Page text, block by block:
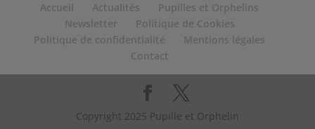
Accueil Actualités
Pupilles et Orphelins
Newsletter
Politique de Cookies
Politique de confidentialité
Mentions légales
Contact
Copyright 2025 Pupille et Orphelin